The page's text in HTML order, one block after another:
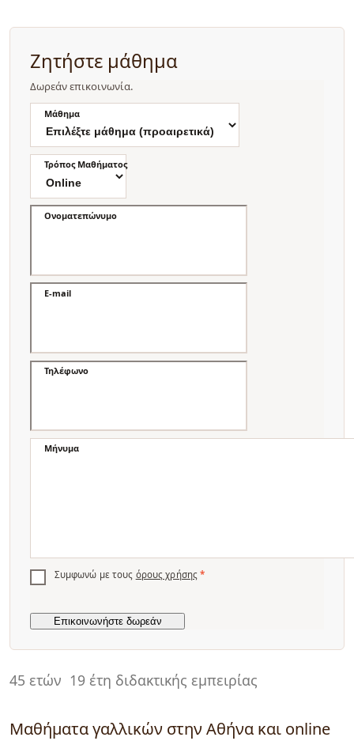
45 ετών 19 έτη διδακτικής εμπειρίας
Μαθήματα γαλλικών στην Αθήνα και online
Ζητήστε μάθημα
Δωρεάν επικοινωνία.
Μάθημα
Τρόπος Μαθήματος
Ονοματεπώνυμο
E-mail
Τηλέφωνο
Μήνυμα
Συμφωνώ με τους όρους χρήσης *